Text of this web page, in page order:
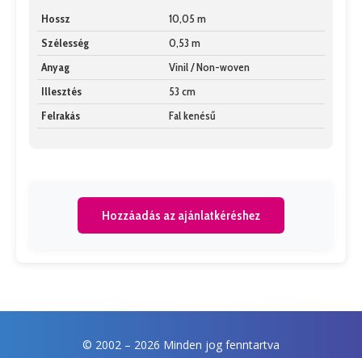
Hossz
10,05 m
Szélesség
0,53 m
Anyag
Vinil / Non-woven
Illesztés
53 cm
Felrakás
Fal kenésű
Hozzáadás az ajánlatkéréshez
© 2002 – 2026 Minden jog fenntartva